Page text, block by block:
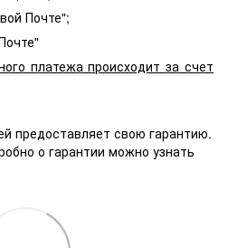
Почте";
платежа происходит за счет
предоставляет свою гарантию.
о гарантии можно узнать